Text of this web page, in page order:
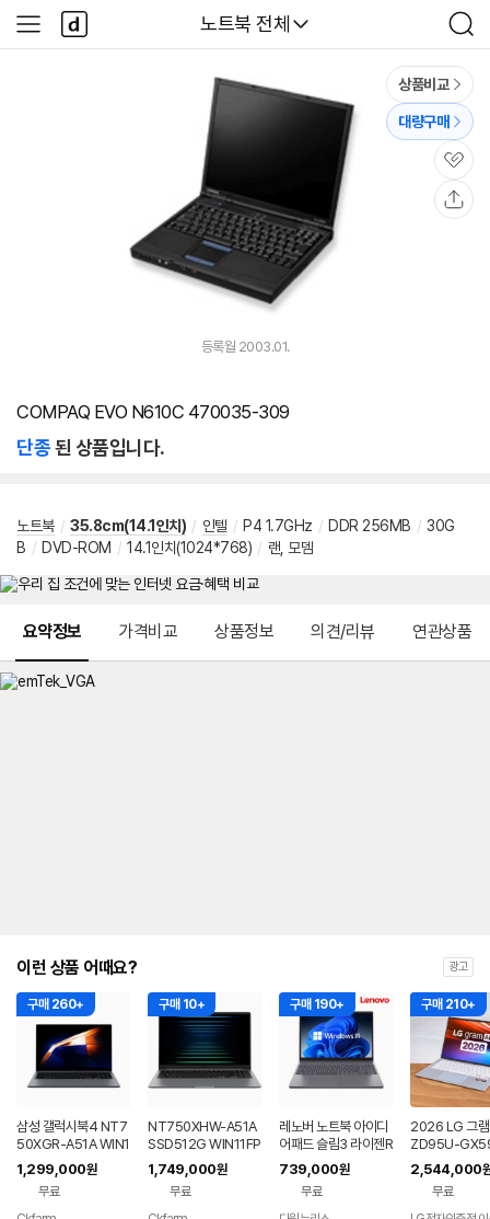
다나와
노트북 전체
검
색
사
이
다
나
와
상품비교
대량구매
관
심
등록월 2003.01.
COMPAQ EVO N610C 470035-309
단종된 상품입니다.
노트북 / 35.8cm(14.1인치) / 인텔 / P4 1.7GHz / DDR 256MB / 30G
B / DVD-ROM / 14.1인치(1024*768) / 랜, 모뎀
요약정보 가격비교 상품정보 의견/리뷰 연관상품
이런 상품 어때요? 광고
구매 260+
삼성 갤럭시북4 NT7
50XGR-A51A WIN1
1 FPP(버젼UP설치)
업무용 학생용 사무용
노트북 문스톤그레이
1,299,000원
무료
구매 10+
NT750XHW-A51A
SSD512G WIN11FP
P(버젼UP설치) 삼성
전자 갤럭시북5 노트
1,749,000원
무료
구매 190+
레노버 노트북 아이디
어패드 슬림3 라이젠R
5 8GB 256GB 윈도
우11
739,000원
무료
구매 210+
2026 LG 그
ZD95U-
노트북 AMD
32GB 초경량
2,544,000
무료